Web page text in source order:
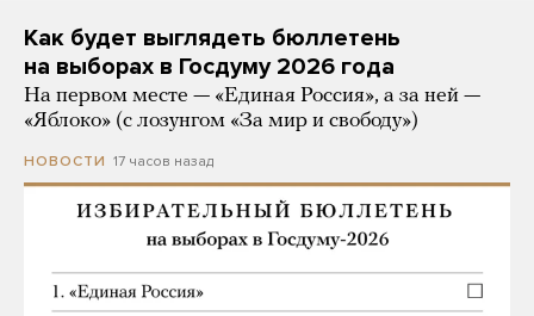
Как будет выглядеть бюллетень
на выборах в Госдуму 2026 года
На первом месте — «Единая Россия», а за ней —
«Яблоко» (с лозунгом «За мир и свободу»)
НОВОСТИ 17 часов назад